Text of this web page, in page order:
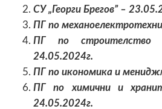
СУ „Георги Брегов” –
ПГ по
ПГ по строителство
24.05.2024г.
ПГ по икономика и
ПГ по химични и
24.05.2024г.